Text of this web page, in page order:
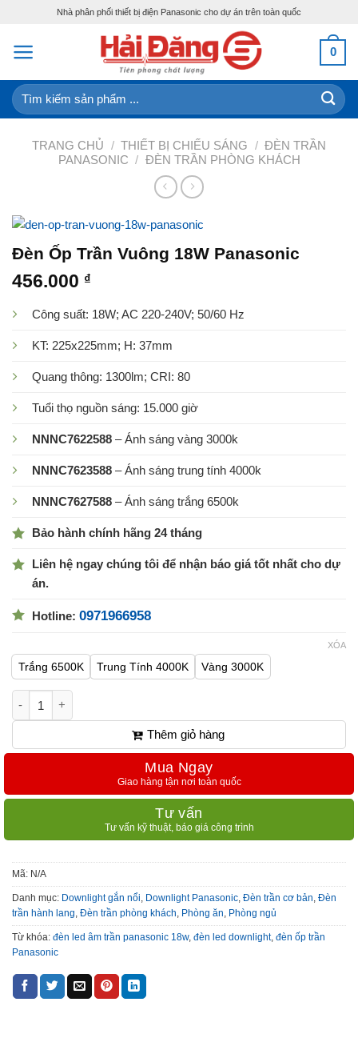
content
Nhà phân phối thiết bị điện Panasonic cho dự án trên toàn quốc
0
Tìm
kiếm:
TRANG CHỦ / THIẾT BỊ CHIẾU SÁNG / ĐÈN TRẦN
PANASONIC / ĐÈN TRẦN PHÒNG KHÁCH
Đèn Ốp Trần Vuông 18W Panasonic
456.000 ₫
Công suất: 18W; AC 220-240V; 50/60 Hz
KT: 225x225mm; H: 37mm
Quang thông: 1300lm; CRI: 80
Tuổi thọ nguồn sáng: 15.000 giờ
NNNC7622588 – Ánh sáng vàng 3000k
NNNC7623588 – Ánh sáng trung tính 4000k
NNNC7627588 – Ánh sáng trắng 6500k
Bảo hành chính hãng 24 tháng
Liên hệ ngay chúng tôi để nhận báo giá tốt nhất cho dự
án.
Hotline: 0971966958
Trắng 6500K Trung Tính 4000K Vàng 3000K
XÓA
Thêm giỏ hàng
Mua Ngay
Giao hàng tận nơi toàn quốc
Tư vấn
Tư vấn kỹ thuật, báo giá công trình
Mã: N/A
Danh mục: Downlight gắn nổi, Downlight Panasonic, Đèn trần cơ bản, Đèn
trần hành lang, Đèn trần phòng khách, Phòng ăn, Phòng ngủ
Từ khóa: đèn led âm trần panasonic 18w, đèn led downlight, đèn ốp trần
Panasonic